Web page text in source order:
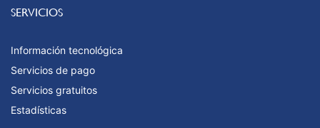
SERVICIOS
Información tecnológica
Servicios de pago
Servicios gratuitos
Estadísticas